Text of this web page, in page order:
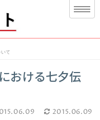
て
おける七夕伝
2015.06.09